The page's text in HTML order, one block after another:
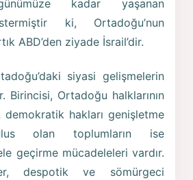
günümüze kadar yaşanan
ki, Ortadoğu’nun
ABD’den ziyade İsrail’dir.
siyasi gelişmelerin
Birincisi, Ortadoğu halklarının
hakları genişletme
olan toplumların ise
geçirme mücadeleleri vardır.
despotik ve sömürgeci